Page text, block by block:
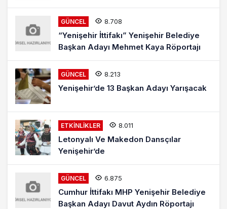
GÜNCEL 8.708
“Yenişehir İttifakı” Yenişehir Belediye
Başkan Adayı Mehmet Kaya Röportajı
GÜNCEL 8.213
Yenişehir’de 13 Başkan Adayı Yarışacak
ETKINLIKLER 8.011
Letonyalı Ve Makedon Dansçılar
Yenişehir’de
GÜNCEL 6.875
Cumhur İttifakı MHP Yenişehir Belediye
Başkan Adayı Davut Aydın Röportajı